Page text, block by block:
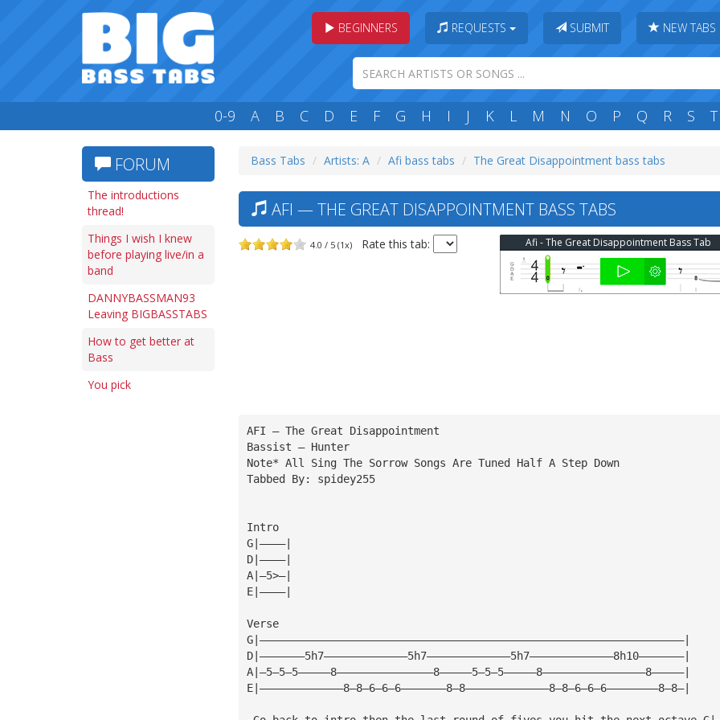
BEGINNERS REQUESTS SUBMIT NEW TABS
0-9 A B C D E F G H I J K L M N O P Q R S T
FORUM
The introductions
thread!
Things I wish I knew
before playing live/in a
band
DANNYBASSMAN93
Leaving BIGBASSTABS
How to get better at
Bass
You pick
Bass Tabs Artists: A Afi bass tabs The Great Disappointment bass tabs
AFI — THE GREAT DISAPPOINTMENT BASS TABS
4.0 / 5 (1x) Rate this tab: Afi - The Great Disappointment Bass Tab
AFI — The Great Disappointment
Bassist — Hunter
Note* All Sing The Sorrow Songs Are Tuned Half A Step Down
Tabbed By: spidey255
Intro
G|————|
D|————|
A|—5>—|
E|————|
Verse
G|——————————————————————————————————————————————————————————————————|
D|———————5h7—————————————5h7—————————————5h7—————————————8h10———————|
A|—5—5—5—————8———————————————8—————5—5—5—————8————————————————8—————|
E|—————————————8—8—6—6—6———————8—8—————————————8—8—6—6—6————————8—8—|